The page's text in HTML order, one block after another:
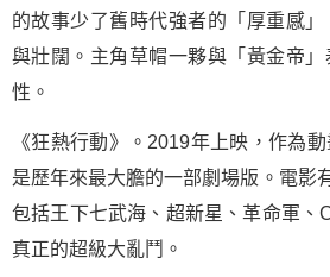
的故事少了舊時代強者的「厚重感
與壯闊。主角草帽一夥與「黃金帝」
性。
《狂熱行動》。2019年上映，作為
是歷年來最大膽的一部劇場版。電影
包括王下七武海、超新星、革命軍、
真正的超級大亂鬥。